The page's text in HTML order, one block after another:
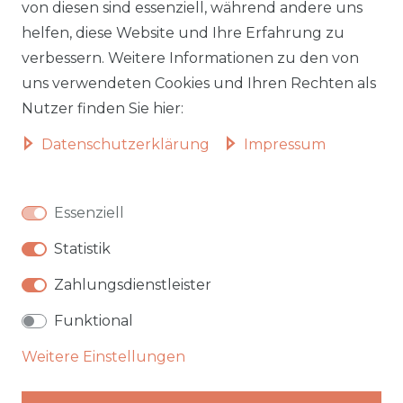
Lieferzeiten
Zahlungsarten
Widerrufsformular
Informationen zu Elektro-
Impressum
AGB
Datenschutz
Vertrag widerrufen
Autobetten
Hochbetten
Badmöbel
Garten & Outdoor
von diesen sind essenziell, während andere uns
helfen, diese Website und Ihre Erfahrung zu
verbessern. Weitere Informationen zu den von
uns verwendeten Cookies und Ihren Rechten als
Nutzer finden Sie hier:
Daten­schutz­erklärung Impressum
Essenziell
Statistik
Zahlungsdienstleister
Funktional
Weitere Einstellungen